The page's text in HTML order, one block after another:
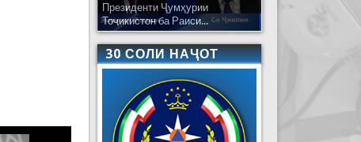
Президенти Ҷумҳурии
Тоҷикистон ба Раиси...
30 СОЛИ НАҶОТ